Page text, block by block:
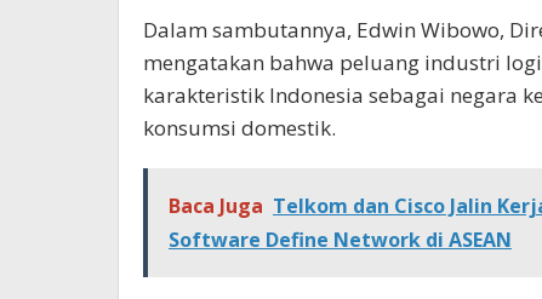
Dalam sambutannya, Edwin Wibowo,
mengatakan bahwa peluang industri
karakteristik Indonesia sebagai negara
konsumsi domestik.
Baca Juga Telkom dan Cisco Jalin
Software Define Network di ASEAN